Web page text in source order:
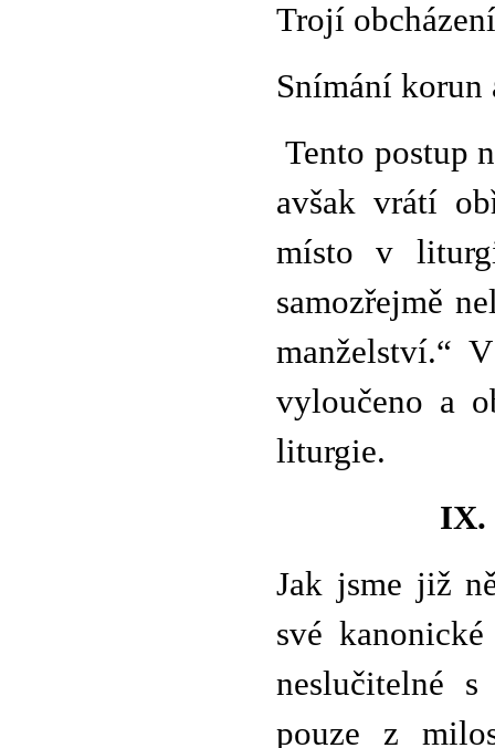
Trojí
Snímání korun
Tento postup
avšak vrátí
místo v
samozřejmě
manželství.“
vyloučeno a
liturgie.
IX.
Jak jsme již
své
neslučitelné
pouze z